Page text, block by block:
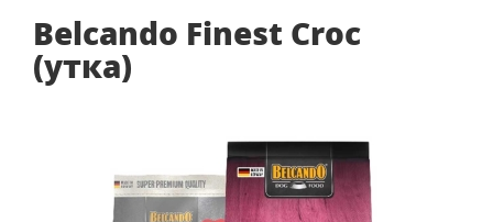
Belcando Finest Croc
(утка)